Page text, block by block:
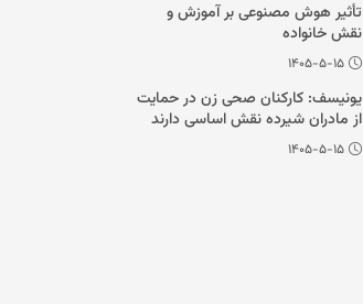
تأثیر هوش مصنوعی بر آموزش و
نقش خانواده
۱۴۰۵-۵-۱۵
یونیسف: کارکنان صحی زن در حمایت
از مادران شیرده نقش اساسی دارند
۱۴۰۵-۵-۱۵